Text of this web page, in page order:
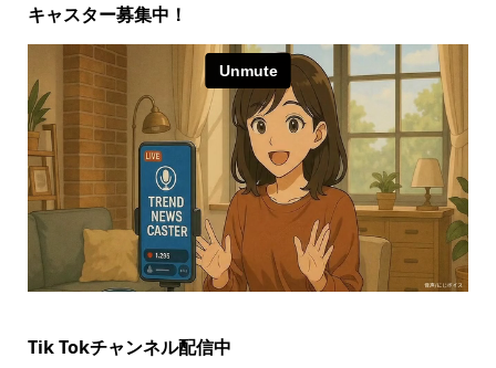
キャスター募集中！
Tik Tokチャンネル配信中